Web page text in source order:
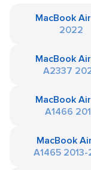
MacBook
2022
MacBook
A2337
MacBook
A1466
MacBook
A1465 2013-